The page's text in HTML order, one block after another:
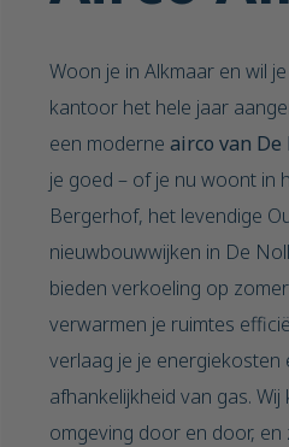
Woon je in Alkmaar en wil
kantoor het hele jaar
een moderne airco van De
je goed – of je nu woont in
Bergerhof, het levendige
nieuwbouwwijken in De
bieden verkoeling op
verwarmen je ruimtes
verlaag je je energiekosten
afhankelijkheid van gas.
omgeving door en door,